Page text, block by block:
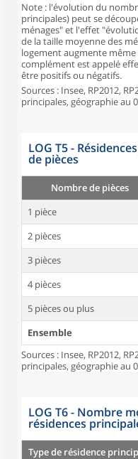
Note : l'évolution du
principales) peut se
ménages" et l'effet
de la taille moyenne des
logement augmente
complément est appelé
être positifs ou négatifs.
Sources : Insee, RP2012,
principales, géographie au
LOG T5 -
de pièces
Nombre de pièces
1 pièce
2 pièces
3 pièces
4 pièces
5 pièces ou plus
Ensemble
Sources : Insee, RP2012,
principales, géographie au
LOG T6 - Nombre
résidences
Type de résidence